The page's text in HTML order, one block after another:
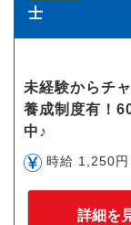
士
未経験からチ
養成制度有！
中♪
時給 1,250円
詳細を